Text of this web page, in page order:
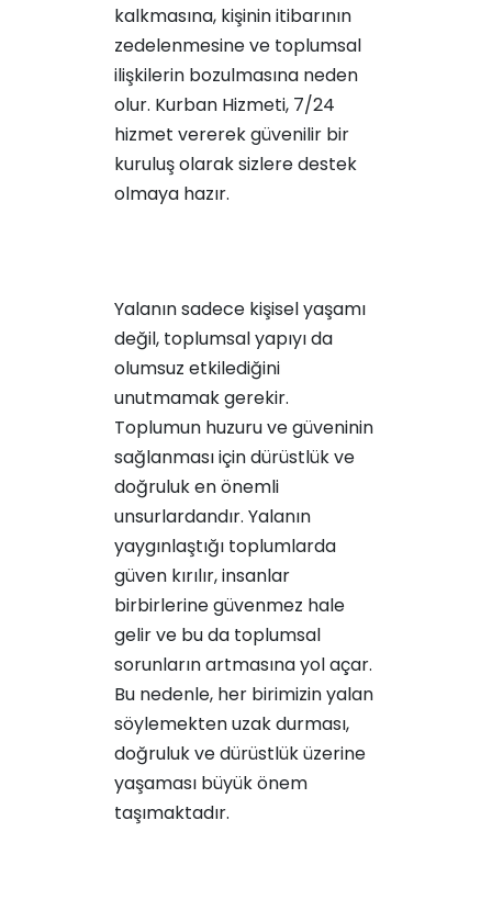
kalkmasına, kişinin itibarının
zedelenmesine ve toplumsal
ilişkilerin bozulmasına neden
olur. Kurban Hizmeti, 7/24
hizmet vererek güvenilir bir
kuruluş olarak sizlere destek
olmaya hazır.
Yalanın sadece kişisel yaşamı
değil, toplumsal yapıyı da
olumsuz etkilediğini
unutmamak gerekir.
Toplumun huzuru ve güveninin
sağlanması için dürüstlük ve
doğruluk en önemli
unsurlardandır. Yalanın
yaygınlaştığı toplumlarda
güven kırılır, insanlar
birbirlerine güvenmez hale
gelir ve bu da toplumsal
sorunların artmasına yol açar.
Bu nedenle, her birimizin yalan
söylemekten uzak durması,
doğruluk ve dürüstlük üzerine
yaşaması büyük önem
taşımaktadır.